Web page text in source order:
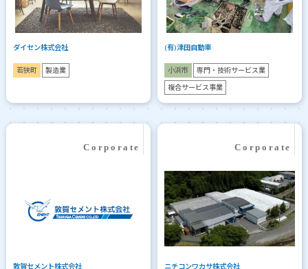
ダイセン株式会社
若狭町 製造業
(有)津田自動車
小浜市 専門・技術サービス業
複合サービス事業
敦賀セメント株式会社 ニチコンワカサ株式会社